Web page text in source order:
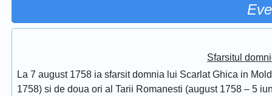
Sfarsitul
La 7 august 1758 ia sfarsit domnia lui Scarlat Ghica in
1758) si de doua ori al Tarii Romanesti (august 1758 – 5